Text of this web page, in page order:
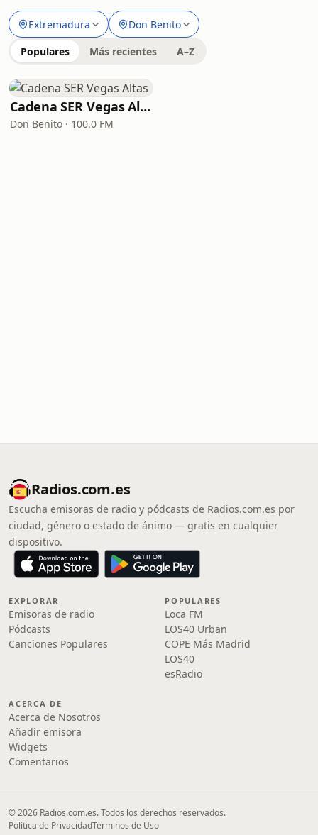
Extremadura Don Benito
Populares Más recientes A–Z
Cadena SER Vegas Altas
Don Benito · 100.0 FM
Radios.com.es
Escucha emisoras de radio y pódcasts de Radios.com.es por
ciudad, género o estado de ánimo — gratis en cualquier
dispositivo.
EXPLORAR
Emisoras de radio
Pódcasts
Canciones Populares
POPULARES
Loca FM
LOS40 Urban
COPE Más Madrid
LOS40
esRadio
ACERCA DE
Acerca de Nosotros
Añadir emisora
Widgets
Comentarios
© 2026 Radios.com.es. Todos los derechos reservados.
Política de PrivacidadTérminos de Uso